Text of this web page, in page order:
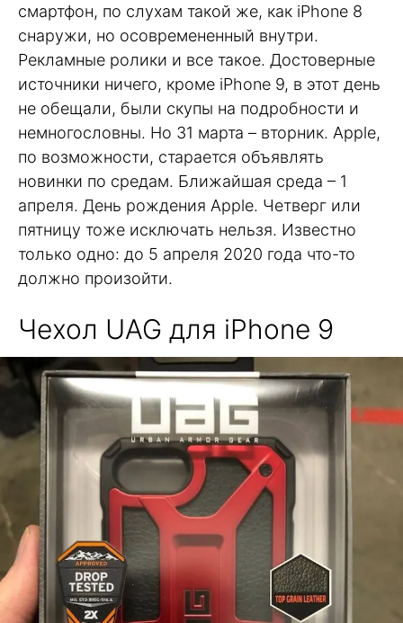
смартфон, по слухам такой же, как iPhone 8
снаружи, но осовремененный внутри.
Рекламные ролики и все такое. Достоверные
источники ничего, кроме iPhone 9, в этот день
не обещали, были скупы на подробности и
немногословны. Но 31 марта – вторник. Apple,
по возможности, старается объявлять
новинки по средам. Ближайшая среда – 1
апреля. День рождения Apple. Четверг или
пятницу тоже исключать нельзя. Известно
только одно: до 5 апреля 2020 года что-то
должно произойти.
Чехол UAG для iPhone 9